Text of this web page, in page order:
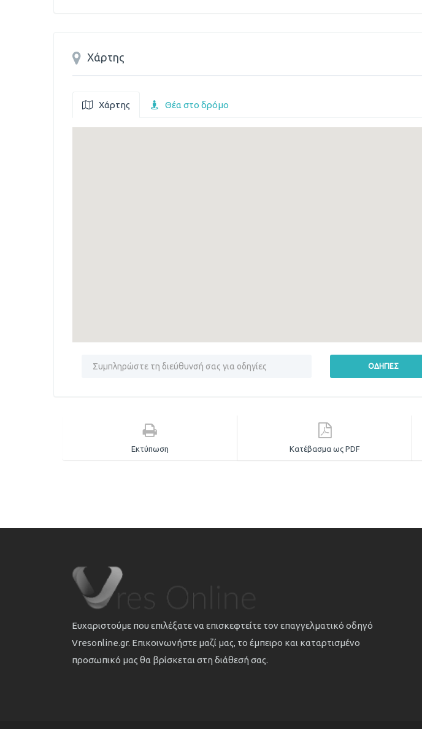
Χάρτης
Χάρτης Θέα στο δρόμο
Εκτύπωση Κατέβασμα ως PDF
Ευχαριστούμε που επιλέξατε να επισκεφτείτε τον επαγγελματικό οδηγό
Vresonline.gr. Επικοινωνήστε μαζί μας, το έμπειρο και καταρτισμένο
προσωπικό μας θα βρίσκεται στη διάθεσή σας.